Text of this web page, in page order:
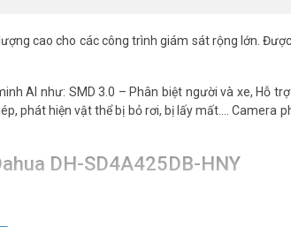
cao cho các công trình giám sát rộng lớn.
AI như: SMD 3.0 – Phân biệt người và xe, Hỗ
phát hiện vật thể bị bỏ rơi, bị lấy mất…. Camera
DH-SD4A425DB-HNY